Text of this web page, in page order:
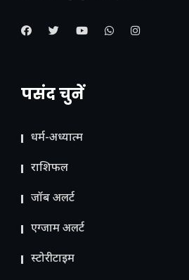
पसंद चुनें
धर्म-अध्यात्म
राशिफल
जॉब अलर्ट
एग्जाम अलर्ट
स्टोरीटाइम